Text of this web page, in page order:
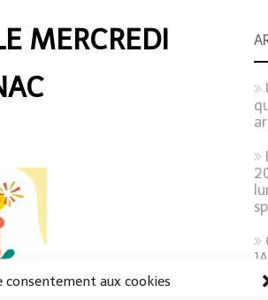
consentement aux cookies
MERCREDI